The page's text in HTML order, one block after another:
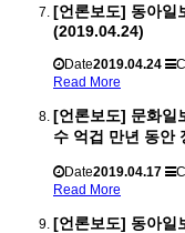
[언론보도] 동아일
(2019.04.24)
Date2019.04.24
Read More
[언론보도] 문화일
수 억겁 만년 동안
Date2019.04.17
Read More
[언론보도] 동아일